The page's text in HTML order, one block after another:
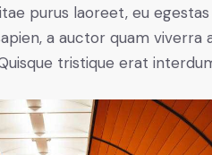
purus laoreet, eu
a auctor quam
tristique erat